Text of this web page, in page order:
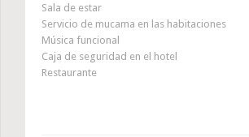
Sala de estar
Servicio de mucama en las habitaciones
Música funcional
Caja de seguridad en el hotel
Restaurante